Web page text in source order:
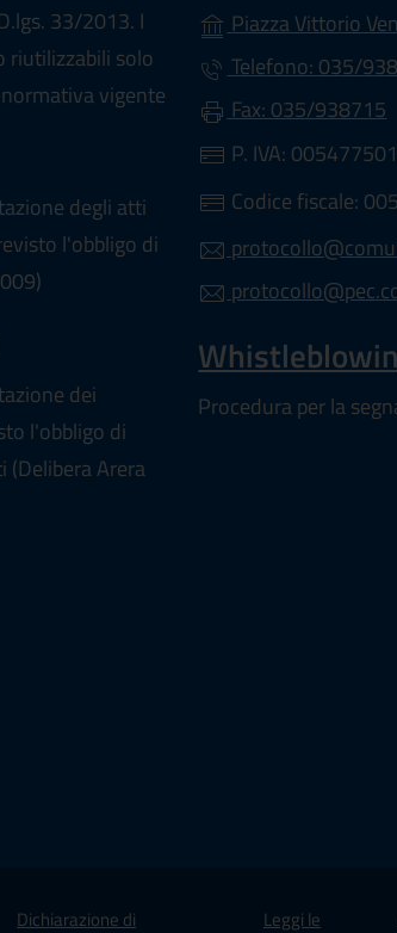
33/2013. I
riutilizzabili solo
vigente
in un'altra scheda).
degli atti
l'obbligo di
dei
l'obbligo di
(Delibera Arera
Piazza Vittorio
Telefono: 035/
Fax: 035/938715
P. IVA:
Codice fiscale:
Procedura per la
Dichiarazione di Leggi le